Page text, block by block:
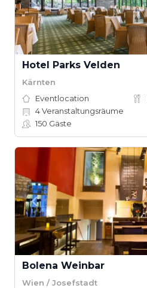
Hotel Parks Velden
Kärnten
Eventlocation
4Veranstaltungsräume
150 Gäste
Bolena Weinbar
Wien / Josefstadt